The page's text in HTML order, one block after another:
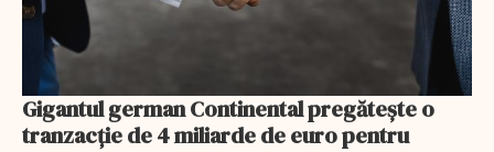
Gigantul german Continental pregătește o
tranzacție de 4 miliarde de euro pentru